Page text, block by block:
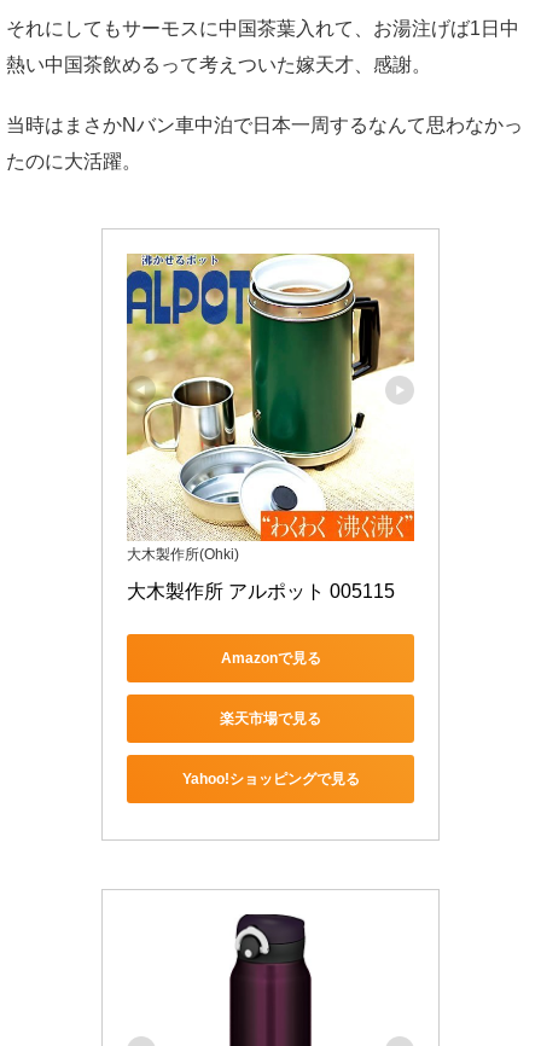
それにしてもサーモスに中国茶葉入れて、お湯注げば1日中
熱い中国茶飲めるって考えついた嫁天才、感謝。
当時はまさかNバン車中泊で日本一周するなんて思わなかっ
たのに大活躍。
大木製作所(Ohki)
大木製作所 アルポット 005115
Amazonで見る
楽天市場で見る
Yahoo!ショッピングで見る